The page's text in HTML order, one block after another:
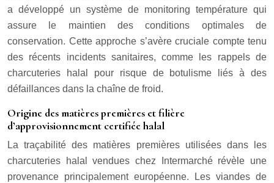
a développé un système de monitoring température qui
assure le maintien des conditions optimales de
conservation. Cette approche s’avère cruciale compte tenu
des récents incidents sanitaires, comme les rappels de
charcuteries halal pour risque de botulisme liés à des
défaillances dans la chaîne de froid.
Origine des matières premières et filière
d’approvisionnement certifiée halal
La traçabilité des matières premières utilisées dans les
charcuteries halal vendues chez Intermarché révèle une
provenance principalement européenne. Les viandes de